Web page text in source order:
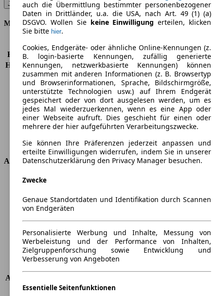
Juke 1.2 DIG-T N-Way - 85 KW (115 PS) (2017/09 - 2018/06)▼
Motor & Leistung
KW (PS)
85 kW (115 PS)
Beschleunigung (0-100 km/h) 10,8s
Höchstgeschwindigkeit (km/h) 178 km/h
Anzahl der Gänge
6
Drehmoment
190 nm
Hubraum
1197 ccm
Kraftstoff
Benzin
Zylinder
4
Getriebe
Schaltgetriebe
Antriebsart
Vorderradantrieb
Abmessungen
Länge
Breite
1765 mm
Radstand
Maximalgewicht
Max. Zuladung
-
Türen
5
Sitze
5
Anhängelast (ungebremst)
Anhängelast (gebremst)
1250 kg
auch die Übermittlung bestimmter personenbezogener
Daten in Drittländer, u.a. die USA, nach Art. 49 (1) (a)
DSGVO. Wollen Sie keine Einwilligung erteilen, klicken
Sie bitte hier.
Cookies, Endgeräte- oder ähnliche Online-Kennungen (z.
B. login-basierte Kennungen, zufällig generierte
Kennungen, netzwerkbasierte Kennungen) können
zusammen mit anderen Informationen (z. B. Browsertyp
und Browserinformationen, Sprache, Bildschirmgröße,
unterstützte Technologien usw.) auf Ihrem Endgerät
gespeichert oder von dort ausgelesen werden, um es
jedes Mal wiederzuerkennen, wenn es eine App oder
einer Webseite aufruft. Dies geschieht für einen oder
mehrere der hier aufgeführten Verarbeitungszwecke.
Sie können Ihre Präferenzen jederzeit anpassen und
erteilte Einwilligungen widerrufen, indem Sie in unserer
Datenschutzerklärung den Privacy Manager besuchen.
Zwecke
Genaue Standortdaten und Identifikation durch Scannen
von Endgeräten
Personalisierte Werbung und Inhalte, Messung von
Werbeleistung und der Performance von Inhalten,
Zielgruppenforschung sowie Entwicklung und
Verbesserung von Angeboten
Essentielle Seitenfunktionen